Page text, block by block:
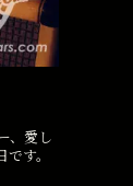
、愛し
す。